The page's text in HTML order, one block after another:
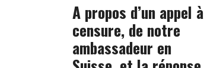
A propos d’un appel à
censure, de notre
ambassadeur en